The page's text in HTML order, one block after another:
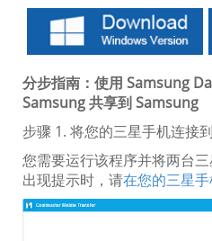
分步指南：使用 Samsung
Samsung 共享到 Samsung
步骤 1. 将您的三星手机连接
您需要运行该程序并将两台
出现提示时，请在您的三星